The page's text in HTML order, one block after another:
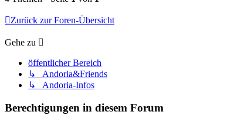
Zurück zur Foren-Übersicht
Gehe zu
öffentlicher Bereich
↳ Andoria&Friends
↳ Andoria-Infos
Berechtigungen in diesem Forum